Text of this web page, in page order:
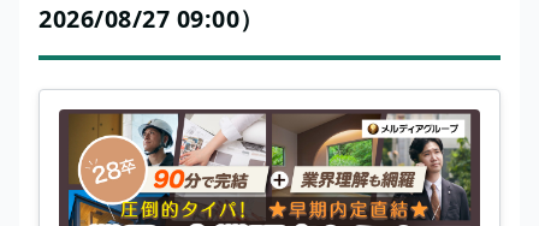
2026/08/27 09:00）